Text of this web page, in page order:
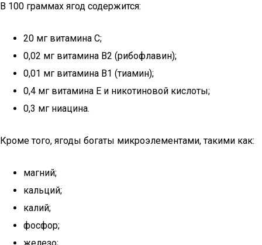
В 100 граммах ягод содержится:
20 мг витамина C;
0,02 мг витамина B2 (рибофлавин);
0,01 мг витамина B1 (тиамин);
0,4 мг витамина E и никотиновой кислоты;
0,3 мг ниацина.
Кроме того, ягоды богаты микроэлементами, такими как:
магний;
кальций;
калий;
фосфор;